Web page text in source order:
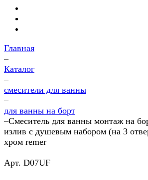
Главная
–
Каталог
–
смесители для ванны
–
для ванны на борт
–Смеситель для ванны монтаж на
излив с душевым набором (на 3
хром remer
Арт. D07UF